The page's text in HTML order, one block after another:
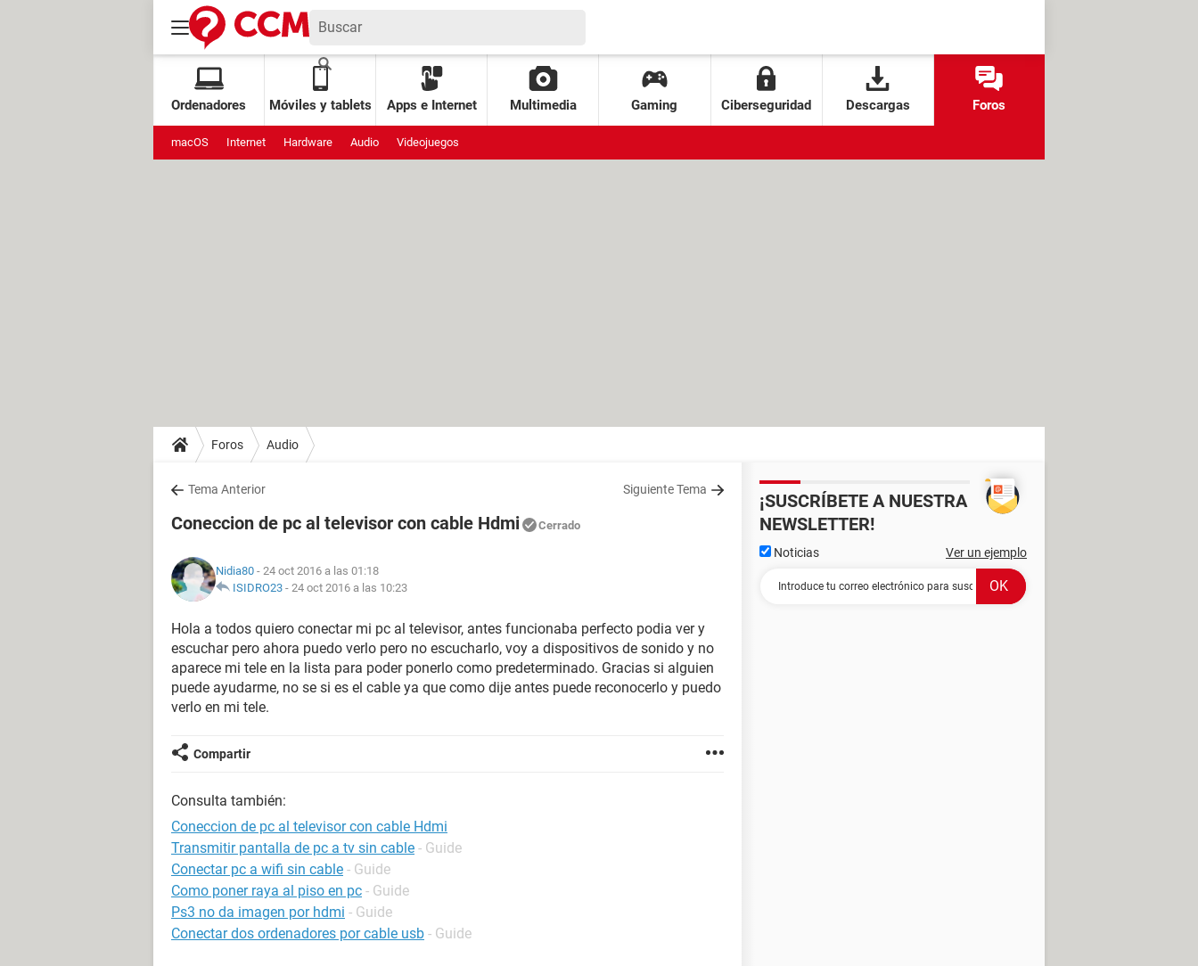
Ordenadores Móviles y tablets Apps e Internet Multimedia Gaming Ciberseguridad Descargas Foros
macOS Internet Hardware Audio Videojuegos
Foros Audio
Tema Anterior Siguiente Tema
Coneccion de pc al televisor con cable Hdmi Cerrado
Nidia80 - 24 oct 2016 a las 01:18
ISIDRO23 - 24 oct 2016 a las 10:23
Hola a todos quiero conectar mi pc al televisor, antes funcionaba perfecto podia ver y
escuchar pero ahora puedo verlo pero no escucharlo, voy a dispositivos de sonido y no
aparece mi tele en la lista para poder ponerlo como predeterminado. Gracias si alguien
puede ayudarme, no se si es el cable ya que como dije antes puede reconocerlo y puedo
verlo en mi tele.
Compartir
Consulta también:
Coneccion de pc al televisor con cable Hdmi
Transmitir pantalla de pc a tv sin cable - Guide
Conectar pc a wifi sin cable - Guide
Como poner raya al piso en pc - Guide
Ps3 no da imagen por hdmi - Guide
Conectar dos ordenadores por cable usb - Guide
¡SUSCRÍBETE A NUESTRA
NEWSLETTER!
Noticias Ver un ejemplo